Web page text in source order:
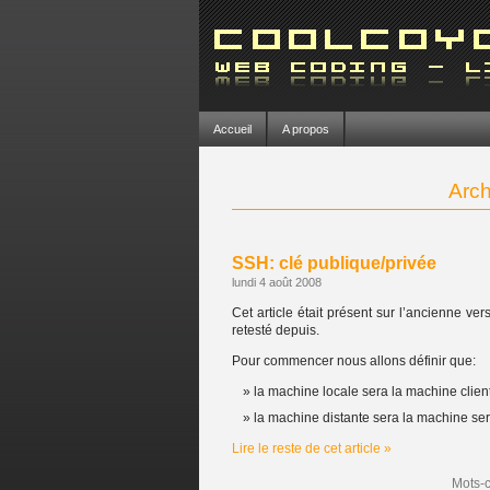
Accueil A propos
SSH: clé publique/privée
lundi 4 août 2008
Cet article était présent sur l’ancienne
retesté depuis.
Pour commencer nous allons définir que:
la machine locale sera la machine
la machine distante sera la machine
Lire le reste de cet article »
Mots-